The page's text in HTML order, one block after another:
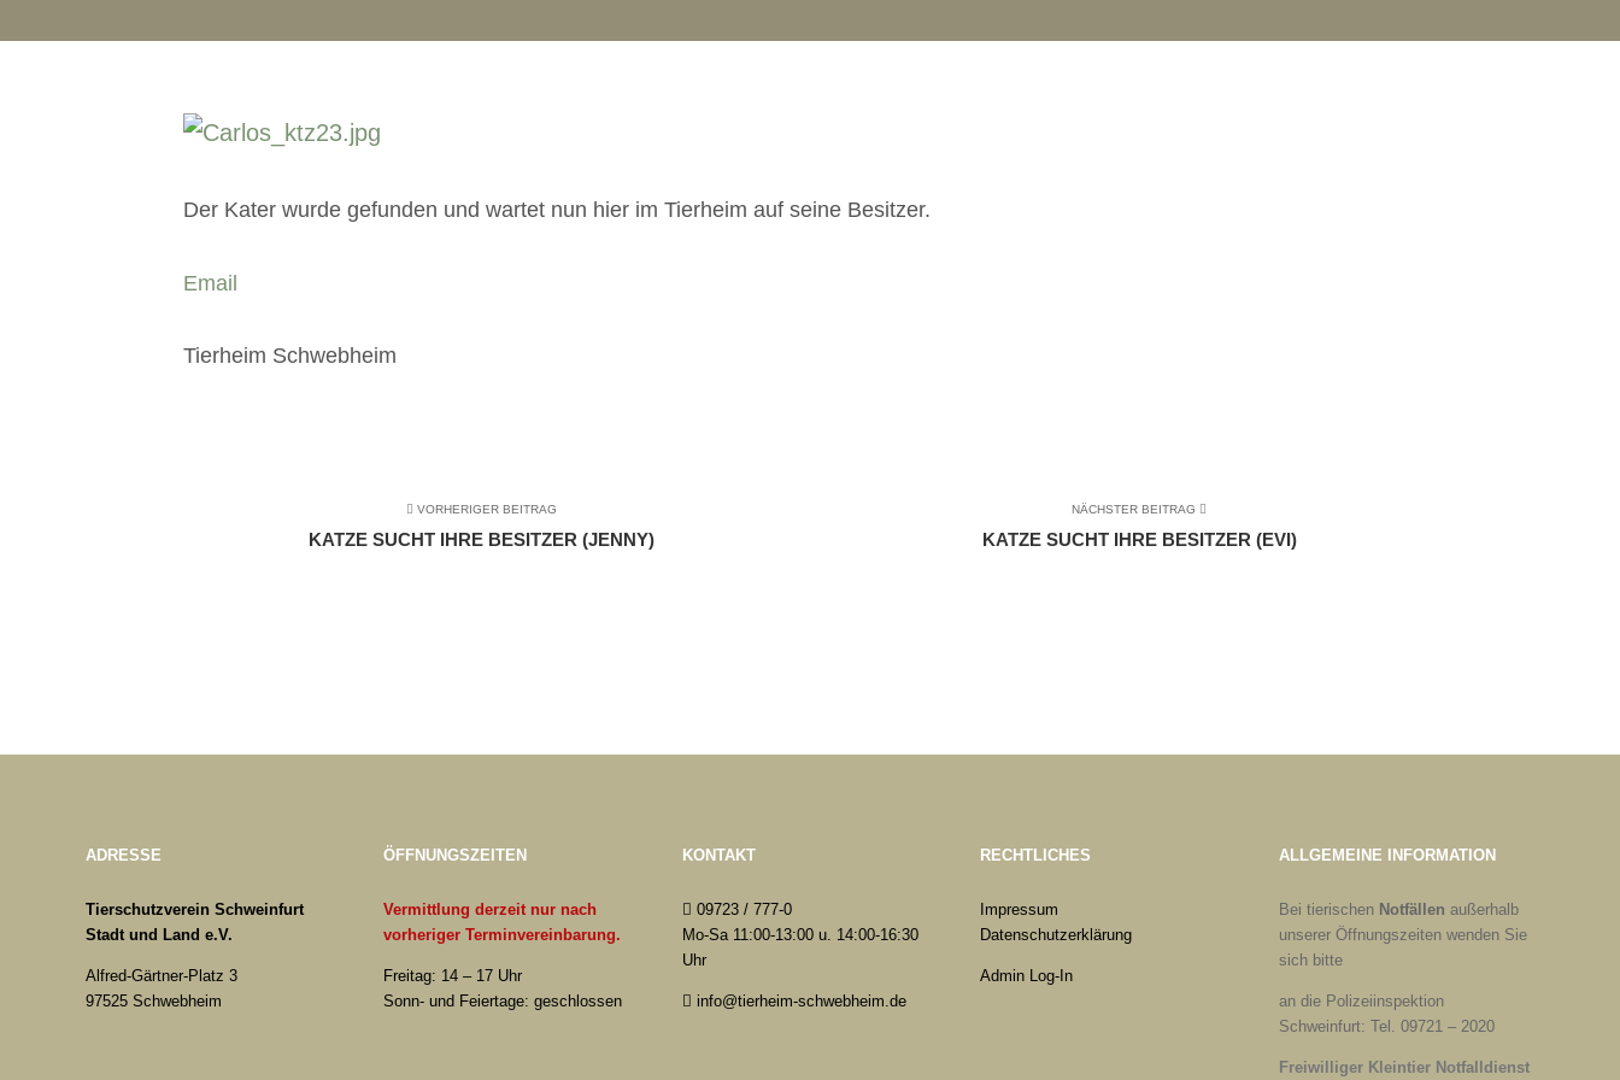
Der Kater wurde gefunden und wartet nun hier im Tierheim auf seine Besitzer.
Email
Tierheim Schwebheim
VORHERIGER BEITRAG
KATZE SUCHT IHRE BESITZER (JENNY)
NÄCHSTER BEITRAG
KATZE SUCHT IHRE BESITZER (EVI)
ADRESSE
Tierschutzverein Schweinfurt
Stadt und Land e.V.
Alfred-Gärtner-Platz 3
97525 Schwebheim
ÖFFNUNGSZEITEN
Vermittlung derzeit nur nach
vorheriger Terminvereinbarung.
Freitag: 14 – 17 Uhr
Sonn- und Feiertage: geschlossen
KONTAKT
09723 / 777-0
Mo-Sa 11:00-13:00 u. 14:00-16:30
Uhr
info@tierheim-schwebheim.de
RECHTLICHES
Impressum
Datenschutzerklärung
Admin Log-In
ALLGEMEINE INFORMATION
Bei tierischen Notfällen außerhalb
unserer Öffnungszeiten wenden Sie
sich bitte
an die Polizeiinspektion
Schweinfurt: Tel. 09721 – 2020
Freiwilliger Kleintier Notfalldienst